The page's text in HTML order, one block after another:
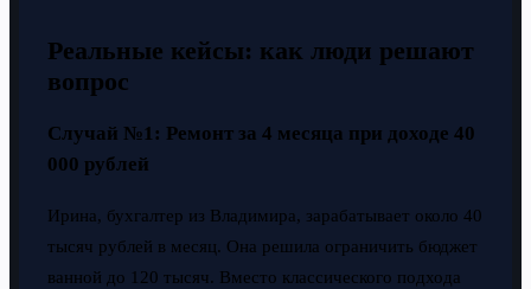
Реальные кейсы: как люди решают
вопрос
Случай №1: Ремонт за 4 месяца при доходе 40
000 рублей
Ирина, бухгалтер из Владимира, зарабатывает около 40
тысяч рублей в месяц. Она решила ограничить бюджет
ванной до 120 тысяч. Вместо классического подхода